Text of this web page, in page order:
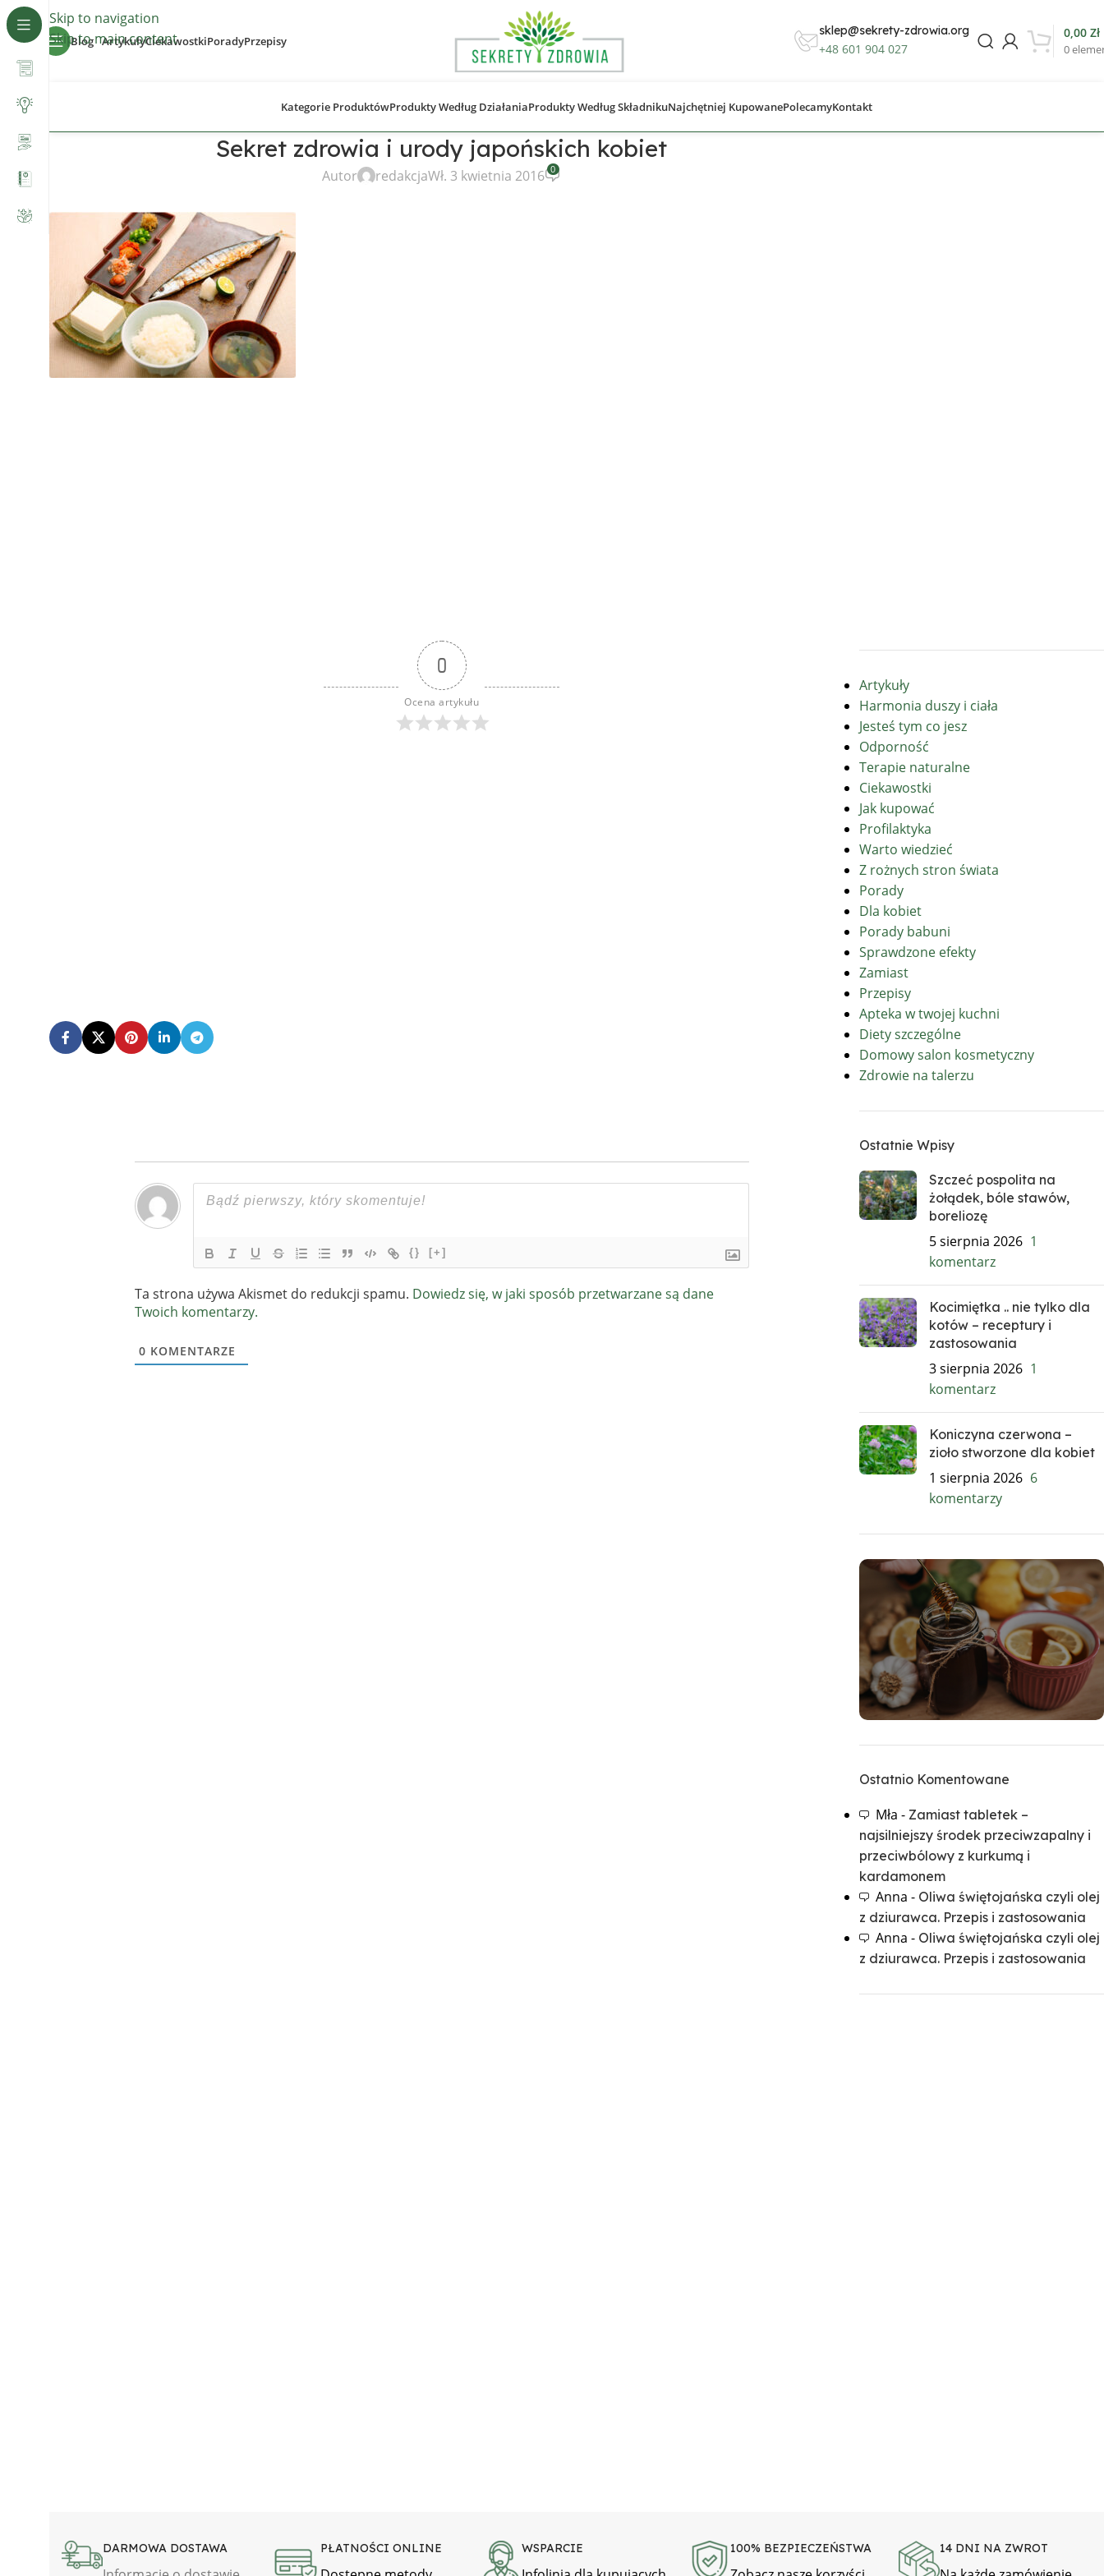
Skip to navigation
Skip to main content
Blog ArtykułyCiekawostkiPoradyPrzepisy
sklep@sekrety-zdrowia.org
+48 601 904 027 0
0,00 Zł
Kategorie ProduktówProdukty Według DziałaniaProdukty Według SkładnikuNajchętniej KupowanePolecamyKontakt
Sekret zdrowia i urody japońskich kobiet
Autor redakcjaWł. 3 kwietnia 2016 0
0
Ocena artykułu
{} [+]
Ta strona używa Akismet do redukcji spamu. Dowiedz się, w jaki sposób przetwarzane są dane
Twoich komentarzy.
0 KOMENTARZE
Artykuły
Harmonia duszy i ciała
Jesteś tym co jesz
Odporność
Terapie naturalne
Ciekawostki
Jak kupować
Profilaktyka
Warto wiedzieć
Z rożnych stron świata
Porady
Dla kobiet
Porady babuni
Sprawdzone efekty
Zamiast
Przepisy
Apteka w twojej kuchni
Diety szczególne
Domowy salon kosmetyczny
Zdrowie na talerzu
Ostatnie Wpisy
Szczeć pospolita na
żołądek, bóle stawów,
boreliozę
5 sierpnia 2026 1
komentarz
Kocimiętka .. nie tylko dla
kotów – receptury i
zastosowania
3 sierpnia 2026 1
komentarz
Koniczyna czerwona –
zioło stworzone dla kobiet
1 sierpnia 2026 6
komentarzy
pszczele
Więcej informacji
Ostatnio Komentowane
Mła - Zamiast tabletek –
najsilniejszy środek przeciwzapalny i
przeciwbólowy z kurkumą i
kardamonem
Anna - Oliwa świętojańska czyli olej
z dziurawca. Przepis i zastosowania
Anna - Oliwa świętojańska czyli olej
z dziurawca. Przepis i zastosowania
DARMOWA DOSTAWA PŁATNOŚCI ONLINE WSPARCIE 100% BEZPIECZEŃSTWA 14 DNI NA ZWROT